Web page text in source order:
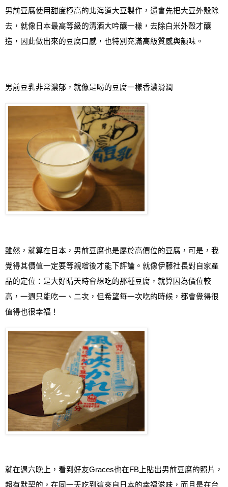
男前豆腐使用甜度極高的北海道大豆製作，還會先把大豆外殼除
去，就像日本最高等級的清酒大吟釀一樣，去除白米外殼才釀
造，因此做出來的豆腐口感，也特別充滿高級質感與韻味。
男前豆乳非常濃郁，就像是喝的豆腐一樣香濃滑潤
雖然，就算在日本，男前豆腐也是屬於高價位的豆腐，可是，我
覺得其價值一定要等親嚐後才能下評論。就像伊藤社長對自家產
品的定位：是大好晴天時會想吃的那種豆腐，就算因為價位較
高，一週只能吃一、二次，但希望每一次吃的時候，都會覺得很
值得也很幸福！
就在週六晚上，看到好友Graces也在FB 上貼出男前豆腐的照片，
超有默契的，在同一天吃到這來自日本的幸福滋味，而且是在台